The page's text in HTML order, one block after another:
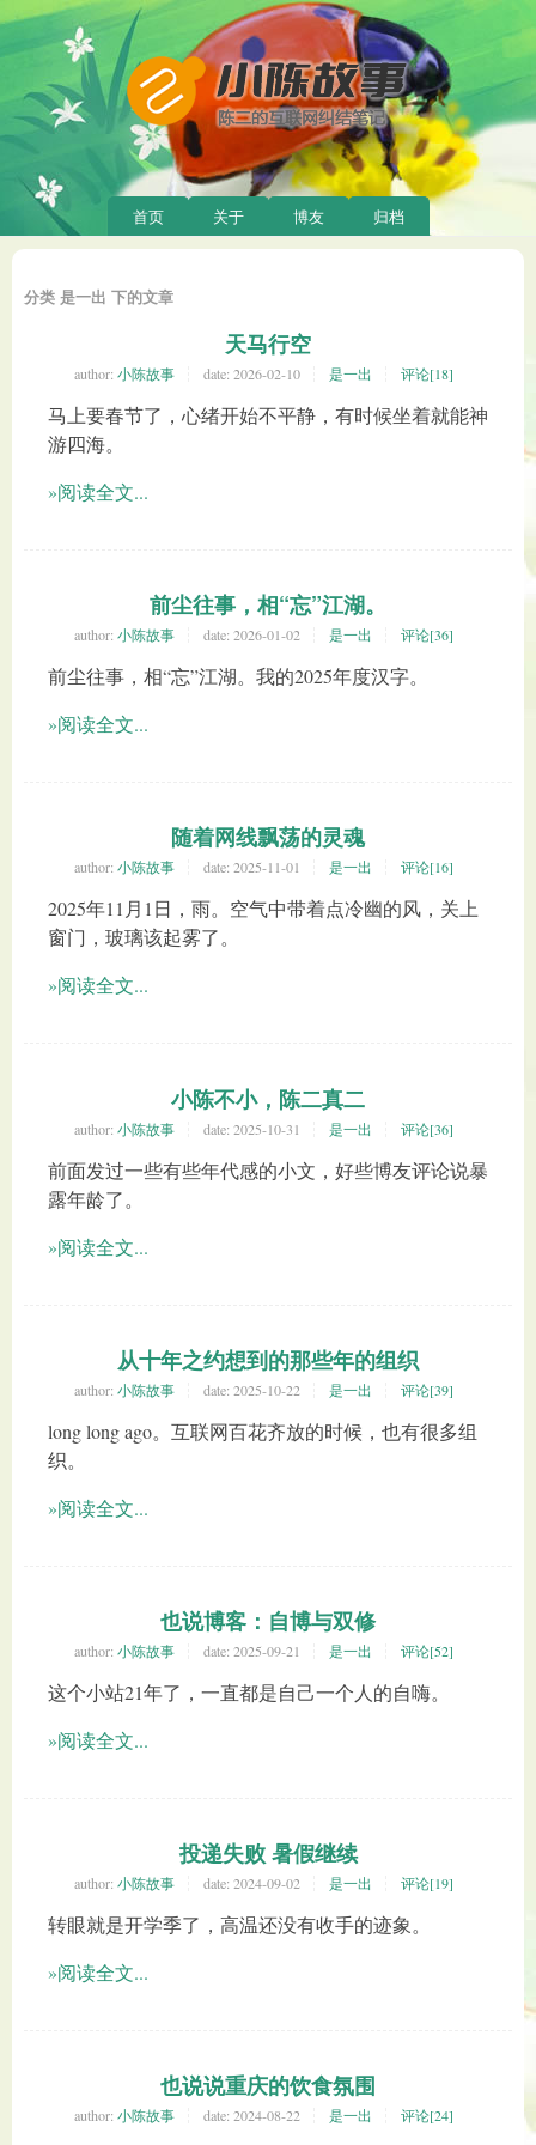
首页 关于 博友 归档
分类 是一出 下的文章
天马行空
author: 小陈故事 date: 2026-02-10 是一出 评论[18]
马上要春节了，心绪开始不平静，有时候坐着就能神
游四海。
»阅读全文...
前尘往事，相“忘”江湖。
author: 小陈故事 date: 2026-01-02 是一出 评论[36]
前尘往事，相“忘”江湖。我的2025年度汉字。
»阅读全文...
随着网线飘荡的灵魂
author: 小陈故事 date: 2025-11-01 是一出 评论[16]
2025年11月1日，雨。空气中带着点冷幽的风，关上
窗门，玻璃该起雾了。
»阅读全文...
小陈不小，陈二真二
author: 小陈故事 date: 2025-10-31 是一出 评论[36]
前面发过一些有些年代感的小文，好些博友评论说暴
露年龄了。
»阅读全文...
从十年之约想到的那些年的组织
author: 小陈故事 date: 2025-10-22 是一出 评论[39]
long long ago。互联网百花齐放的时候，也有很多组
织。
»阅读全文...
也说博客：自博与双修
author: 小陈故事 date: 2025-09-21 是一出 评论[52]
这个小站21年了，一直都是自己一个人的自嗨。
»阅读全文...
投递失败 暑假继续
author: 小陈故事 date: 2024-09-02 是一出 评论[19]
转眼就是开学季了，高温还没有收手的迹象。
»阅读全文...
也说说重庆的饮食氛围
author: 小陈故事 date: 2024-08-22 是一出 评论[24]